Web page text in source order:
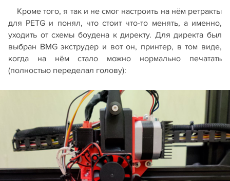
Кроме того, я так и не смог настроить на нём ретракты
для PETG и понял, что стоит что-то менять, а именно,
уходить от схемы боудена к директу. Для директа был
выбран BMG экструдер и вот он, принтер, в том виде,
когда на нём стало можно нормально печатать
(полностью переделал голову):